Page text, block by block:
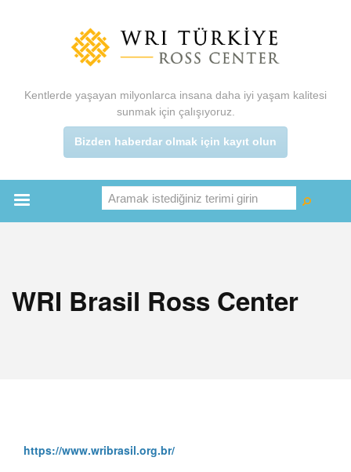
Kentlerde yaşayan milyonlarca insana daha iyi yaşam kalitesi
sunmak için çalışıyoruz.
Bizden haberdar olmak için kayıt olun
Ara
Ara
WRI Brasil Ross Center
https://www.wribrasil.org.br/